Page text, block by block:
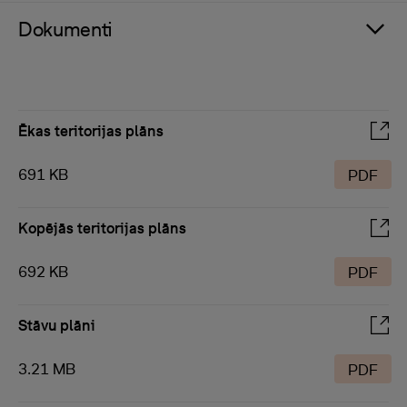
Dokumenti
Ēkas teritorijas plāns
691 KB PDF
Kopējās teritorijas plāns
692 KB PDF
Stāvu plāni
3.21 MB PDF